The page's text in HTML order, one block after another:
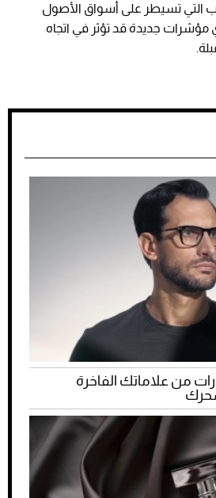
التي تسيطر على أسواق الأصول
مؤشرات جديدة قد تؤثر في اتجاه
لا تُقاوم: 5 نظارات من علاماتك الفاخرة